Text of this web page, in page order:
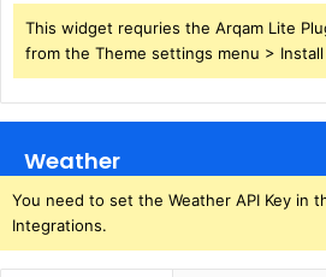
This widget requries the Arqam Lite
from the Theme settings menu > Install
Weather
You need to set the Weather API Key in
Integrations.